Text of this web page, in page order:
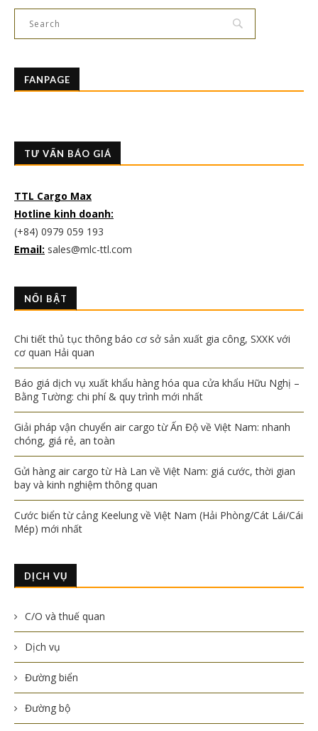
FANPAGE
TƯ VẤN BÁO GIÁ
TTL Cargo Max
Hotline kinh doanh:
(+84) 0979 059 193
Email: sales@mlc-ttl.com
NỔI BẬT
Chi tiết thủ tục thông báo cơ sở sản xuất gia công, SXXK với
cơ quan Hải quan
Báo giá dịch vụ xuất khẩu hàng hóa qua cửa khẩu Hữu Nghị –
Bằng Tường: chi phí & quy trình mới nhất
Giải pháp vận chuyển air cargo từ Ấn Độ về Việt Nam: nhanh
chóng, giá rẻ, an toàn
Gửi hàng air cargo từ Hà Lan về Việt Nam: giá cước, thời gian
bay và kinh nghiệm thông quan
Cước biển từ cảng Keelung về Việt Nam (Hải Phòng/Cát Lái/Cái
Mép) mới nhất
DỊCH VỤ
C/O và thuế quan
Dịch vụ
Đường biển
Đường bộ